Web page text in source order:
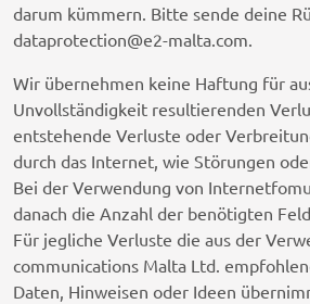
darum kümmern. Bitte sende deine
dataprotection@e2-malta.com.
Wir übernehmen keine Haftung für
Unvollständigkeit resultierenden
entstehende Verluste oder
durch das Internet, wie Störungen
Bei der Verwendung von
danach die Anzahl der benötigten
Für jegliche Verluste die aus der
communications Malta Ltd.
Daten, Hinweisen oder Ideen